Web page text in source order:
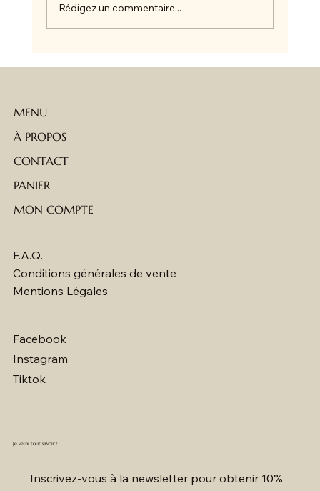
Rédigez un commentaire...
MENU
À PROPOS
CONTACT
PANIER
MON COMPTE
F.A.Q.
Conditions générales de vente
Mentions Légales
Facebook
Instagram
Tiktok
Je veux tout savoir !
Inscrivez-vous à la newsletter pour obtenir 10%